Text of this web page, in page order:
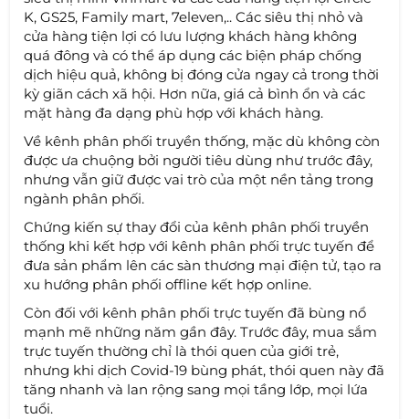
K, GS25, Family mart, 7eleven,.. Các siêu thị nhỏ và
cửa hàng tiện lợi có lưu lượng khách hàng không
quá đông và có thể áp dụng các biện pháp chống
dịch hiệu quả, không bị đóng cửa ngay cả trong thời
kỳ giãn cách xã hội. Hơn nữa, giá cả bình ổn và các
mặt hàng đa dạng phù hợp với khách hàng.
Về kênh phân phối truyền thống, mặc dù không còn
được ưa chuộng bởi người tiêu dùng như trước đây,
nhưng vẫn giữ được vai trò của một nền tảng trong
ngành phân phối.
Chứng kiến sự thay đổi của kênh phân phối truyền
thống khi kết hợp với kênh phân phối trực tuyến để
đưa sản phẩm lên các sàn thương mại điện tử, tạo ra
xu hướng phân phối offline kết hợp online.
Còn đối với kênh phân phối trực tuyến đã bùng nổ
mạnh mẽ những năm gần đây. Trước đây, mua sắm
trực tuyến thường chỉ là thói quen của giới trẻ,
nhưng khi dịch Covid-19 bùng phát, thói quen này đã
tăng nhanh và lan rộng sang mọi tầng lớp, mọi lứa
tuổi.